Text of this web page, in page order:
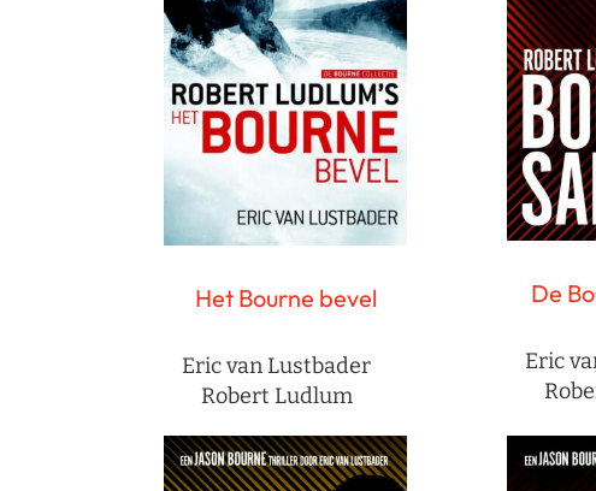
Het Bourne bevel
Eric van Lustbader
Robert Ludlum
De
Eric